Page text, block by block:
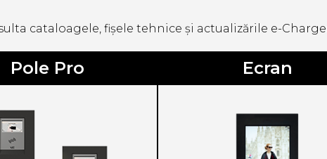
cataloagele, fișele tehnice și actualizările e-
Pole Pro Ecran